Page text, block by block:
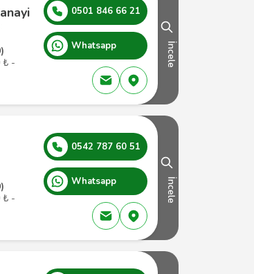
₺ -
0501 846 66 21
Whatsapp İncele
₺ -
0542 787 60 51
Whatsapp İncele